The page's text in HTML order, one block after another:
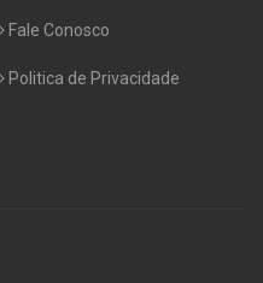
Fale Conosco
Politica de Privacidade